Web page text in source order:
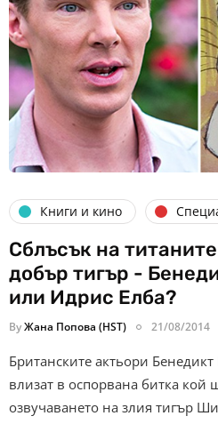
Книги и кино
Сблъсък на
добър тигър -
или Идрис Елба?
ByЖана Попова (HST) 21/08/2014
Британските актьори
влизат в оспорвана битка кой
озвучаването на злия тигър